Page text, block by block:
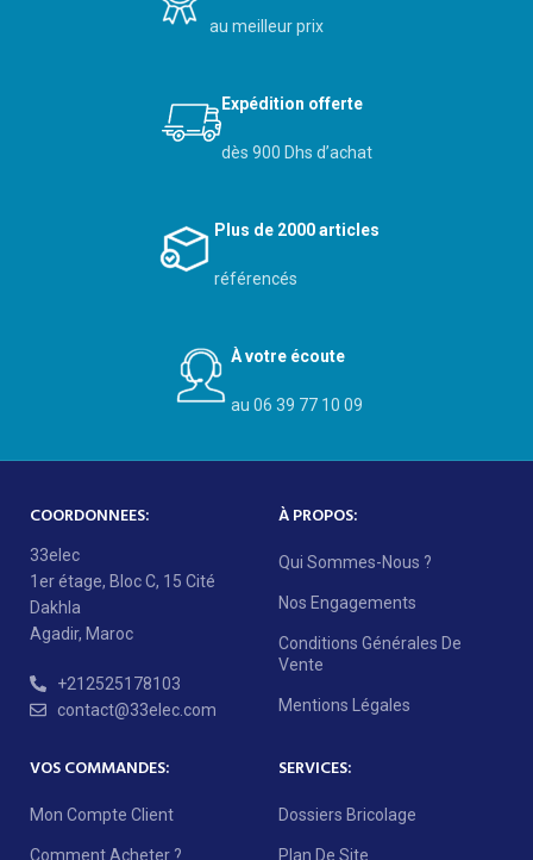
au meilleur prix
Expédition offerte
dès 900 Dhs d’achat
Plus de 2000 articles
référencés
À votre écoute
au 06 39 77 10 09
COORDONNEES:
33elec
1er étage, Bloc C, 15 Cité
Dakhla
Agadir, Maroc
+212525178103
contact@33elec.com
À PROPOS:
Qui Sommes-Nous ?
Nos Engagements
Conditions Générales De
Vente
Mentions Légales
VOS COMMANDES:
Mon Compte Client
Comment Acheter ?
SERVICES:
Dossiers Bricolage
Plan De Site